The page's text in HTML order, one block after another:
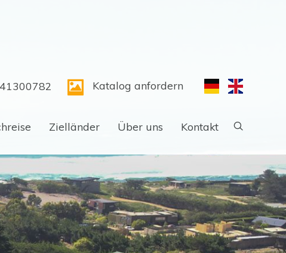
Katalog anfordern
Zielländer Über uns Kontakt